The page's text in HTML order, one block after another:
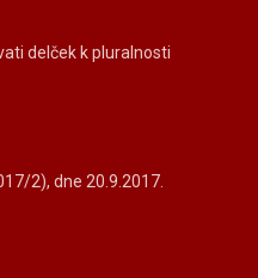
delček k pluralnosti
2), dne 20.9.2017.